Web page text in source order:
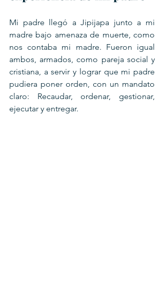
Mi padre llegó a Jipijapa junto a mi
madre bajo amenaza de muerte, como
nos contaba mi madre. Fueron igual
ambos, armados, como pareja social y
cristiana, a servir y lograr que mi padre
pudiera poner orden, con un mandato
claro: Recaudar, ordenar, gestionar,
ejecutar y entregar.